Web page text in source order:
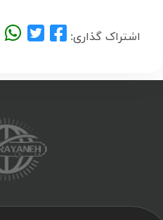
اشتراک گذاری: